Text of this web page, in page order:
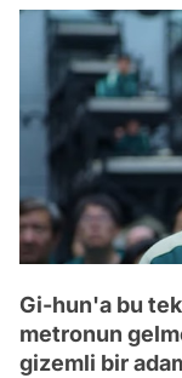
Gi-hun'a bu
metronun
gizemli bir